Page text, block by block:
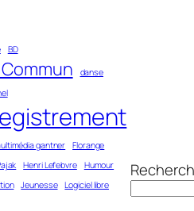
BD
danse
gantner
Florange
Henri Lefebvre
Humour
Jeunesse
Logiciel libre